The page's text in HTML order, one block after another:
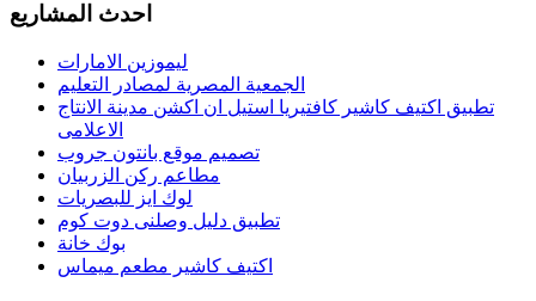
احدث المشاريع
ليموزين الامارات
الجمعية المصرية لمصادر التعليم
تطبيق اكتيف كاشير كافتيريا استيل ان اكشن مدينة الانتاج
الاعلامى
تصميم موقع بانتون جروب
مطاعم ركن الزربيان
لوك ايز للبصريات
تطبيق دليل وصلنى دوت كوم
بوك خانة
اكتيف كاشير مطعم ميماس